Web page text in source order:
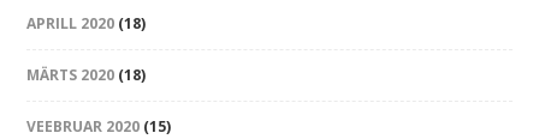
APRILL 2020 (18)
MÄRTS 2020 (18)
VEEBRUAR 2020 (15)